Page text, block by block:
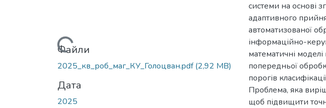
Вантажиться...
Файли
2025_кв_роб_маг_КУ_Голоцван.pdf(2,92 MB)
Дата
2025
системи на основі
адаптивного
автоматизованої
інформаційно-
математичні
попередньої
порогів
Проблема, яка
щоб підвищити